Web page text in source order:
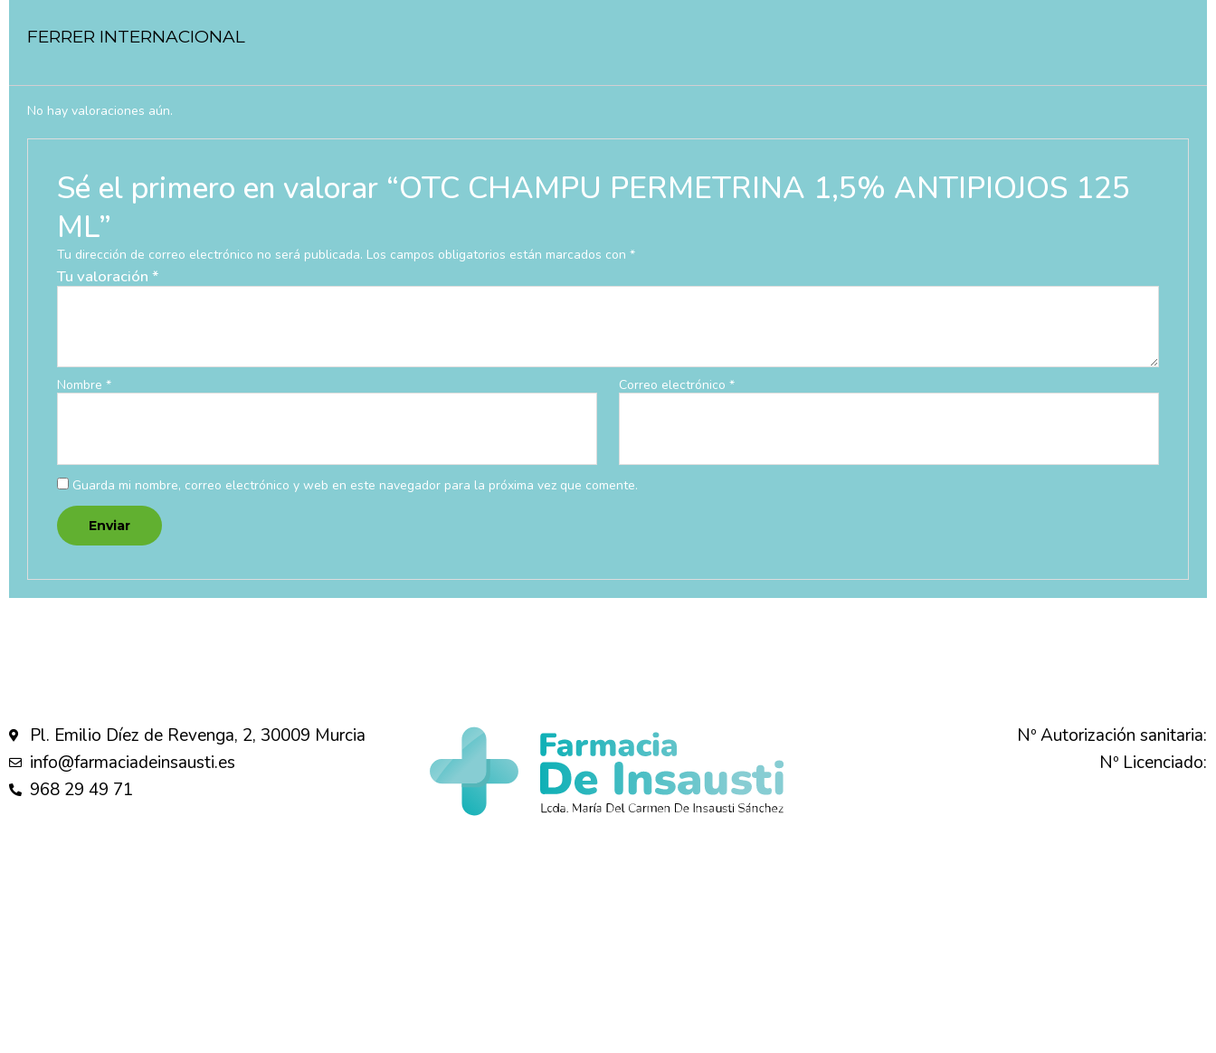
FERRER INTERNACIONAL
No hay valoraciones aún.
Sé el primero en valorar “OTC CHAMPU PERMETRINA 1,5% ANTIPIOJOS 125
ML”
Tu dirección de correo electrónico no será publicada. Los campos obligatorios están marcados con *
Tu valoración *
Nombre * Correo electrónico*
Guarda mi nombre, correo electrónico y web en este navegador para la próxima vez que comente.
Pl. Emilio Díez de Revenga, 2, 30009 Murcia
info@farmaciadeinsausti.es
968 29 49 71
Nº Autorización sanitaria:
Nº Licenciado: